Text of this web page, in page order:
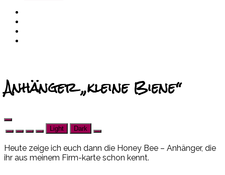
Anhänger „kleine Biene“
Light Dark
Heute zeige ich euch dann die Honey Bee – Anhänger, die
ihr aus meinem Firm-karte schon kennt.